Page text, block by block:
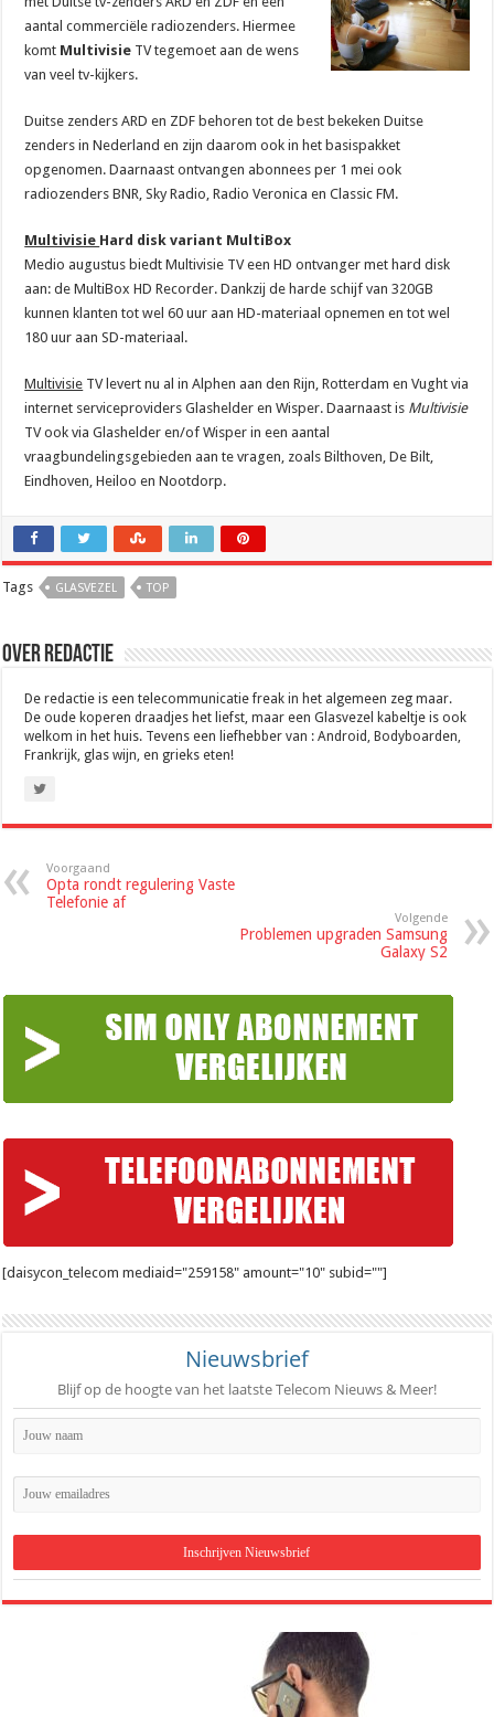
aantal commerciële radiozenders. Hiermee
komt Multivisie TV tegemoet aan de wens
van veel tv-kijkers.
Duitse zenders ARD en ZDF behoren tot de best bekeken Duitse
zenders in Nederland en zijn daarom ook in het basispakket
opgenomen. Daarnaast ontvangen abonnees per 1 mei ook
radiozenders BNR, Sky Radio, Radio Veronica en Classic FM.
Multivisie Hard disk variant MultiBox
Medio augustus biedt Multivisie TV een HD ontvanger met hard disk
aan: de MultiBox HD Recorder. Dankzij de harde schijf van 320GB
kunnen klanten tot wel 60 uur aan HD-materiaal opnemen en tot wel
180 uur aan SD-materiaal.
Multivisie TV levert nu al in Alphen aan den Rijn, Rotterdam en Vught via
internet serviceproviders Glashelder en Wisper. Daarnaast is Multivisie
TV ook via Glashelder en/of Wisper in een aantal
vraagbundelingsgebieden aan te vragen, zoals Bilthoven, De Bilt,
Eindhoven, Heiloo en Nootdorp.
Tags GLASVEZEL TOP
Over Redactie
De redactie is een telecommunicatie freak in het algemeen zeg maar.
De oude koperen draadjes het liefst, maar een Glasvezel kabeltje is ook
welkom in het huis. Tevens een liefhebber van : Android, Bodyboarden,
Frankrijk, glas wijn, en grieks eten!
Voorgaand
Opta rondt regulering Vaste
Telefonie af
Volgende
Problemen upgraden Samsung
Galaxy S2
[daisycon_telecom mediaid="259158" amount="10" subid=""]
Nieuwsbrief
Blijf op de hoogte van het laatste Telecom Nieuws & Meer!